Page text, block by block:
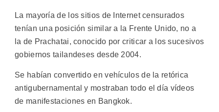
La mayoría de los sitios de Internet censurados
tenían una posición similar a la Frente Unido, no a
la de Prachatai, conocido por criticar a los sucesivos
gobiernos tailandeses desde 2004.
Se habían convertido en vehículos de la retórica
antigubernamental y mostraban todo el día vídeos
de manifestaciones en Bangkok.